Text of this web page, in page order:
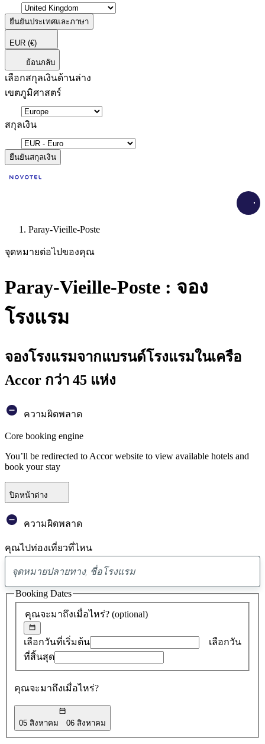
ยืนยันประเทศและภาษา
EUR (€)
ย้อนกลับ
เลือกสกุลเงินด้านล่าง
เขตภูมิศาสตร์
สกุลเงิน
ยืนยันสกุลเงิน
Paray-Vieille-Poste
จุดหมายต่อไปของคุณ
Paray-Vieille-Poste : จอง
โรงแรม
จองโรงแรมจากแบรนด์โรงแรมในเครือ
Accor กว่า 45 แห่ง
ความผิดพลาด
Core booking engine
You’ll be redirected to Accor website to view available hotels and
book your stay
ปิดหน้าต่าง
ความผิดพลาด
คุณไปท่องเที่ยวที่ไหน
พบ
ข้อ
เสนอ
0
คุณจะมาถึงเมื่อไหร่? (optional)
เลือกวันที่เริ่มต้น
เลือกวัน
ที่สิ้นสุด
คุณจะมาถึงเมื่อไหร่?
05 สิงหาคม 06 สิงหาคม
Booking Dates